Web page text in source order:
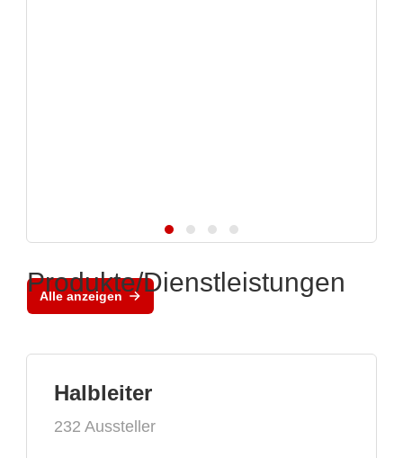
Alle anzeigen
Produkte/Dienstleistungen
Halbleiter
232 Aussteller